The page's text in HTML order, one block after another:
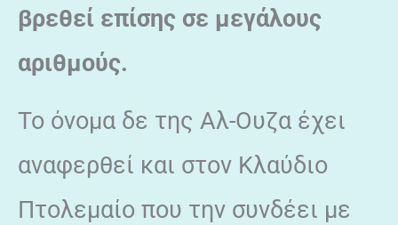
βρεθεί επίσης σε μεγάλους
αριθμούς.
Το όνομα δε της Αλ-Ουζα έχει
αναφερθεί και στον Κλαύδιο
Πτολεμαίο που την συνδέει με